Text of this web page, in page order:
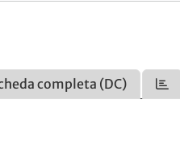
completa (DC)